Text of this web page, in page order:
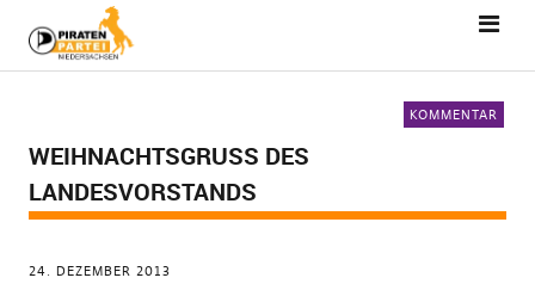
KOMMENTAR
WEIHNACHTSGRUSS DES
LANDESVORSTANDS
24. DEZEMBER 2013